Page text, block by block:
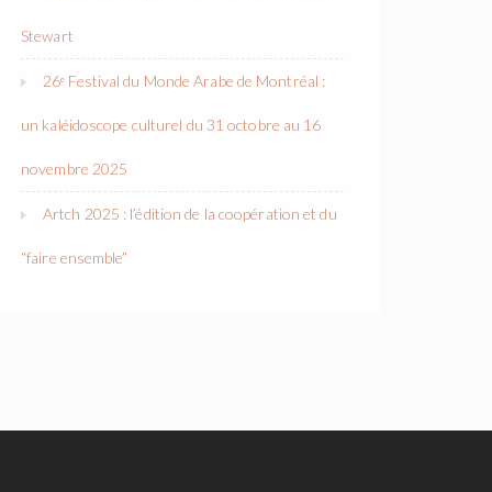
Stewart
26ᵉ Festival du Monde Arabe de Montréal :
un kaléidoscope culturel du 31 octobre au 16
novembre 2025
Artch 2025 : l’édition de la coopération et du
“faire ensemble”